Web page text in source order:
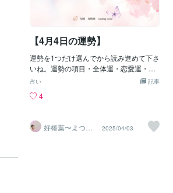
【4月4日の運勢】
運勢を1つだけ選んでから読み進めて下さ
いね。運勢の項目・全体運・恋愛運・仕
事運・金運運勢の項目に合わせてメッセ
オブ・ワンズ（正位置）の意味】ナイ
険心を象徴するカードです。正位置で出
た場合は、これらのエネルギーがポジテ
記事
占い
4
好椿葉〜よつ
ば〜
2025/04/03